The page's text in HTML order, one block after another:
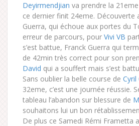
Deyirmendjian va prendre la
ce dernier finit 24eme. Découverte
Guerra, qui échoue aux portes du
erreur de parcours, pour Vivi VB
s’est battue, Franck Guerra qui
de 42min très correct pour son
David qui a souffert mais s’est
Sans oublier la belle course de
32eme, c’est une journée réussie.
tableau l’abandon sur blessure de
souhaitons lui un bon
De plus ce Samedi Rémi Frametta